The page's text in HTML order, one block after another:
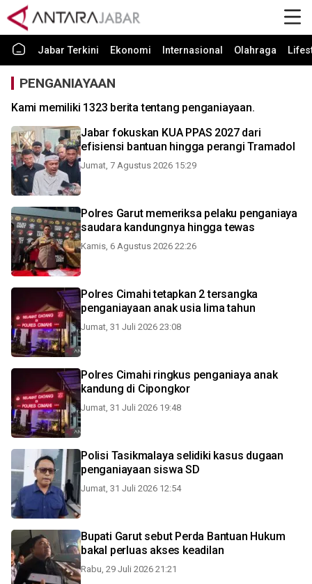
Jabar Terkini Ekonomi Internasional Olahraga
PENGANIAYAAN
Kami memiliki 1323 berita tentang penganiayaan.
Jabar fokuskan KUA PPAS 2027 dari
efisiensi bantuan hingga perangi Tramadol
Jumat, 7 Agustus 2026 15:29
Polres Garut memeriksa pelaku penganiaya
saudara kandungnya hingga tewas
Kamis, 6 Agustus 2026 22:26
Polres Cimahi tetapkan 2 tersangka
penganiayaan anak usia lima tahun
Jumat, 31 Juli 2026 23:08
Polres Cimahi ringkus penganiaya anak
kandung di Cipongkor
Jumat, 31 Juli 2026 19:48
Polisi Tasikmalaya selidiki kasus dugaan
penganiayaan siswa SD
Jumat, 31 Juli 2026 12:54
Bupati Garut sebut Perda Bantuan Hukum
bakal perluas akses keadilan
Rabu, 29 Juli 2026 21:21